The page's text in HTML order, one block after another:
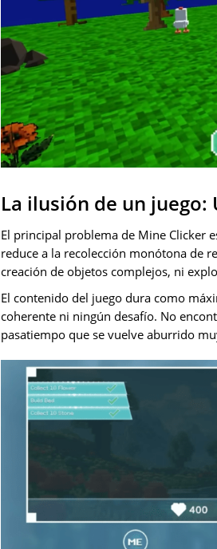
La ilusión de un
El principal problema de Mine Clicker
reduce a la recolección monótona de
creación de objetos complejos, ni
El contenido del juego dura como
coherente ni ningún desafío. No
pasatiempo que se vuelve aburrido